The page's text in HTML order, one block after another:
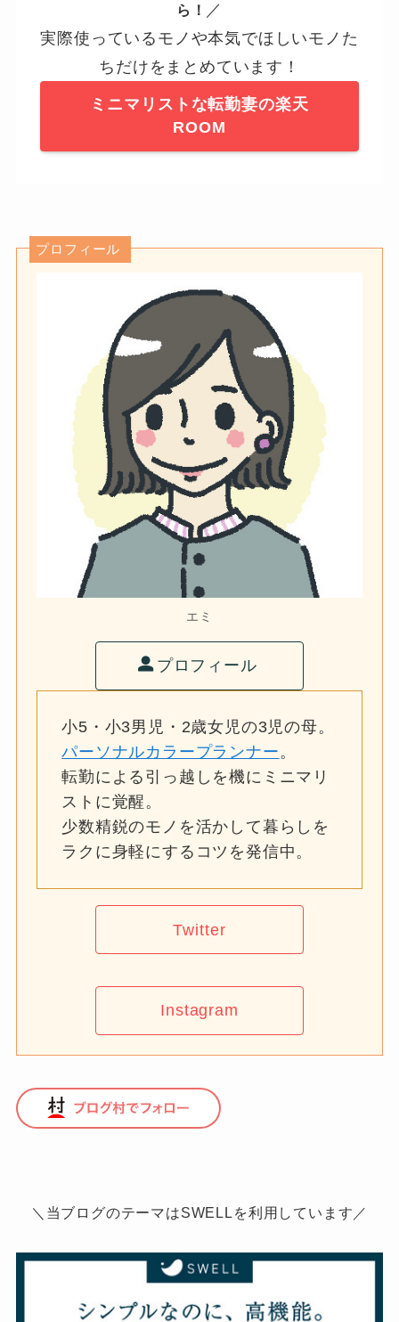
ら！ ／
実際使っているモノや本気でほしいモノた
ちだけをまとめています！
ミニマリストな転勤妻の楽天
ROOM
プロフィール
エミ
プロフィール
小5・小3男児・2歳女児の3児の母。
パーソナルカラープランナー。
転勤による引っ越しを機にミニマリ
ストに覚醒。
少数精鋭のモノを活かして暮らしを
ラクに身軽にするコツを発信中。
Twitter
Instagram
＼当ブログのテーマはSWELLを利用しています／